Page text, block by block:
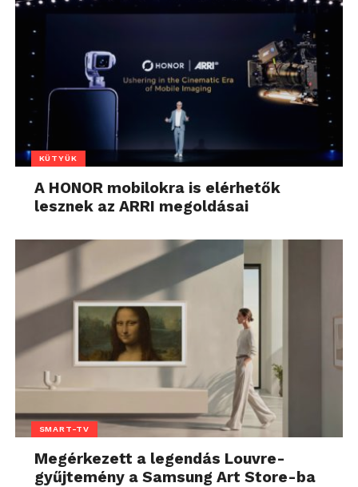
KÜTYÜK
A HONOR mobilokra is elérhetők
lesznek az ARRI megoldásai
SMART-TV
Megérkezett a legendás Louvre-
gyűjtemény a Samsung Art Store-ba